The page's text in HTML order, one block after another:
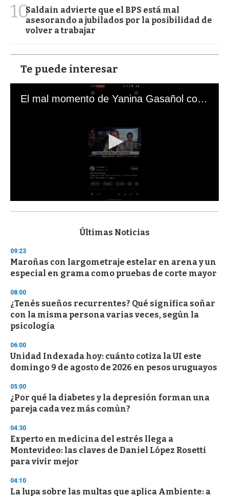
10Saldain advierte que el BPS está mal
asesorando a jubilados por la posibilidad de
volver a trabajar
Te puede interesar
El mal momento de Yanina Gasañol con un hincha argentino en "Subrayado"
s
d
s
o
f
3
s
e
c
o
d
s
Últimas Noticias
09:23
Maroñas con largometraje estelar en arena y un
especial en grama como pruebas de corte mayor
08:00
¿Tenés sueños recurrentes? Qué significa soñar
con la misma persona varias veces, según la
psicología
06:00
Unidad Indexada hoy: cuánto cotiza la UI este
domingo 9 de agosto de 2026 en pesos uruguayos
05:00
¿Por qué la diabetes y la depresión forman una
pareja cada vez más común?
04:30
Experto en medicina del estrés llega a
Montevideo: las claves de Daniel López Rosetti
para vivir mejor
04:10
La lupa sobre las multas que aplica Ambiente: a